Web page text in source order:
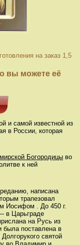
на заказ 1,5
вы можете её
и самой известной из
в России, которая
Богородицы во
к ней
написана
трапезовал
Иосифом . До 450 г.
в Царьграде
на Русь из
была поставлена в
святой